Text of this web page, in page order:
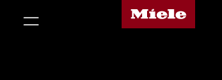
Page d'accueil de Miele